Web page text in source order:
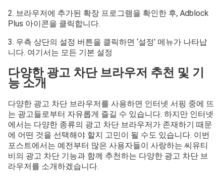
2. 브라우저에 추가된 확장 프로그램을 확인한 후, Adblock
Plus 아이콘을 클릭합니다.
3. 우측 상단의 설정 버튼을 클릭하면 ‘설정’ 메뉴가 나타납
니다. 여기서는 모든 기본 설정
다양한 광고 차단 브라우저 추천 및 기
능 소개
다양한 광고 차단 브라우저를 사용하면 인터넷 서핑 중에 뜨
는 광고들로부터 자유롭게 즐길 수 있습니다. 하지만 인터넷
에서는 다양한 종류의 광고 차단 브라우저가 존재하기 때문
에 어떤 것을 선택해야 할지 고민이 될 수도 있습니다. 이번
포스트에서는 예전부터 많은 사용자들이 사랑하는 씨유티
비의 광고 차단 기능과 함께 추천하는 다양한 광고 차단 브
라우저를 소개하겠습니다.